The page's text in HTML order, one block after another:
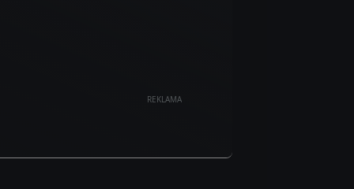
REKLAMA